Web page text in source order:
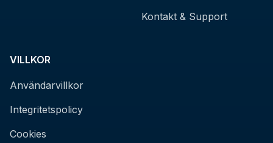
Kontakt & Support
VILLKOR
Användarvillkor
Integritetspolicy
Cookies